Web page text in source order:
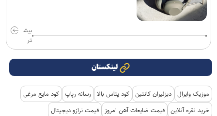
بیش
تر
لینکستان
موزیک وایرال دیزلیران کانتین کود پتاس بالا رسانه رپاپ کود مایع مرغی
خرید نقره آنلاین قیمت ضایعات آهن امروز
قیمت ترازو دیجیتال